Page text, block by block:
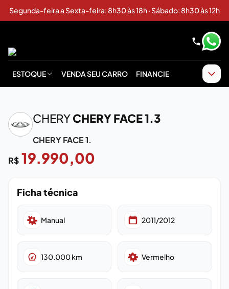
Segunda-feira a Sexta-feira: 8h30 às 18h · Sábado: 8h30 às 12h
ESTOQUE VENDA SEU CARRO FINANCIE
Imagem em breve
CHERYCHERY FACE 1.3
CHERY FACE 1.
R$ 19.990,00
Ficha técnica
Manual 2011/2012
130.000km Vermelho